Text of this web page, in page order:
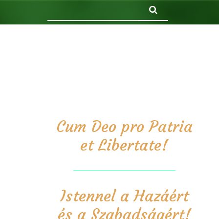
Cum Deo pro Patria
et Libertate!
Istennel a Hazáért
és a Szabadságért!